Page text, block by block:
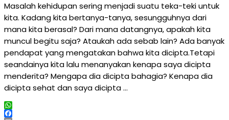
Masalah kehidupan sering menjadi suatu teka-teki untuk
kita. Kadang kita bertanya-tanya, sesungguhnya dari
mana kita berasal? Dari mana datangnya, apakah kita
muncul begitu saja? Ataukah ada sebab lain? Ada banyak
pendapat yang mengatakan bahwa kita dicipta.Tetapi
seandainya kita lalu menanyakan kenapa saya dicipta
menderita? Mengapa dia dicipta bahagia? Kenapa dia
dicipta sehat dan saya dicipta …
WhatsApp